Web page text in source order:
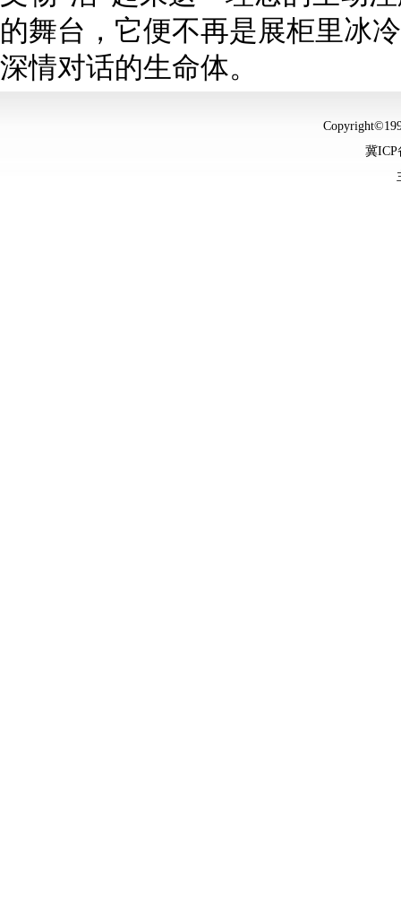
的舞台，它便不再是展柜里冰
深情对话的生命体。
冀ICP